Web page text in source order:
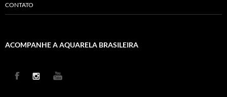
CONTATO
ACOMPANHE A AQUARELA BRASILEIRA